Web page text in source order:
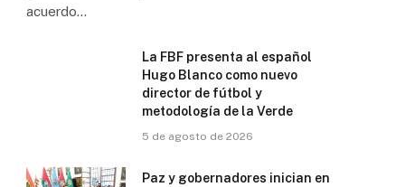
acuerdo…
La FBF presenta al español
Hugo Blanco como nuevo
director de fútbol y
metodología de la Verde
5 de agosto de 2026
Paz y gobernadores inician en